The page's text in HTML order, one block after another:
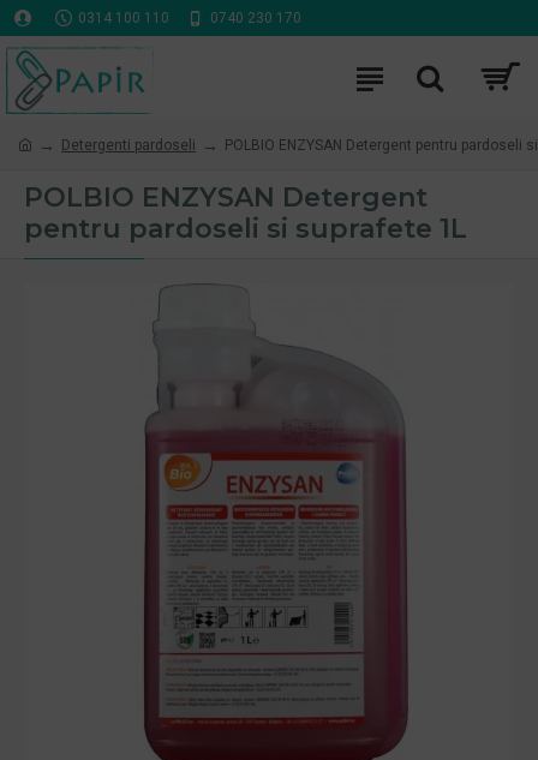
0314 100 110 0740 230 170
Detergenti pardoseli POLBIO ENZYSAN Detergent pentru pardoseli
POLBIO ENZYSAN Detergent
pentru pardoseli si suprafete 1L